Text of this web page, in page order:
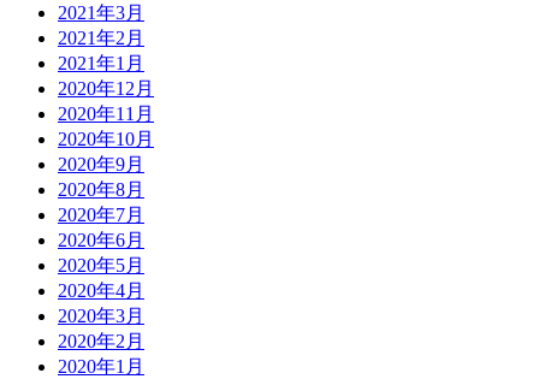
2021年3月
2021年2月
2021年1月
2020年12月
2020年11月
2020年10月
2020年9月
2020年8月
2020年7月
2020年6月
2020年5月
2020年4月
2020年3月
2020年2月
2020年1月